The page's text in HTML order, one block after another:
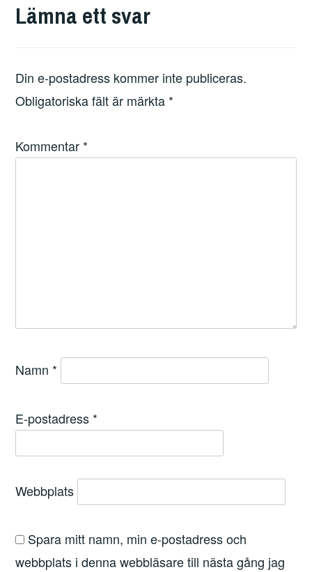
Lämna ett svar
Din e-postadress kommer inte publiceras.
Obligatoriska fält är märkta *
Kommentar *
Namn *
E-postadress *
Webbplats
Spara mitt namn, min e-postadress och
webbplats i denna webbläsare till nästa gång jag